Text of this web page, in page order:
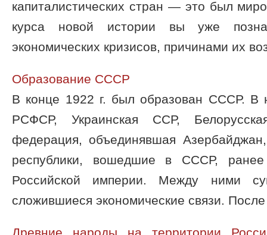
капиталистических стран — это был
курса новой истории вы уже
экономических кризисов, причинами их
Образование СССР
В конце 1922 г. был образован СССР. В
РСФСР, Украинская ССР,
федерация, объединявшая
республики, вошедшие в СССР, ранее
Российской империи. Между ними
сложившиеся экономические связи.